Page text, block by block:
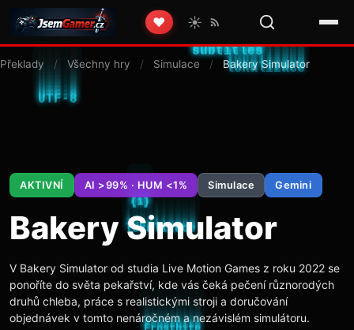
❤️ ☀️
Překlady / Všechny hry / Simulace / Bakery Simulator
AKTIVNÍ AI >99% · HUM <1% Simulace Gemini
Bakery Simulator
V Bakery Simulator od studia Live Motion Games z roku 2022 se
ponoříte do světa pekařství, kde vás čeká pečení různorodých
druhů chleba, práce s realistickými stroji a doručování
objednávek v tomto nenáročném a nezávislém simulátoru.